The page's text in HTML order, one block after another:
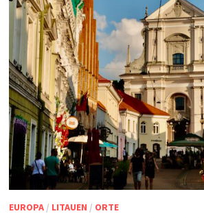
EUROPA/ LITAUEN / ORTE